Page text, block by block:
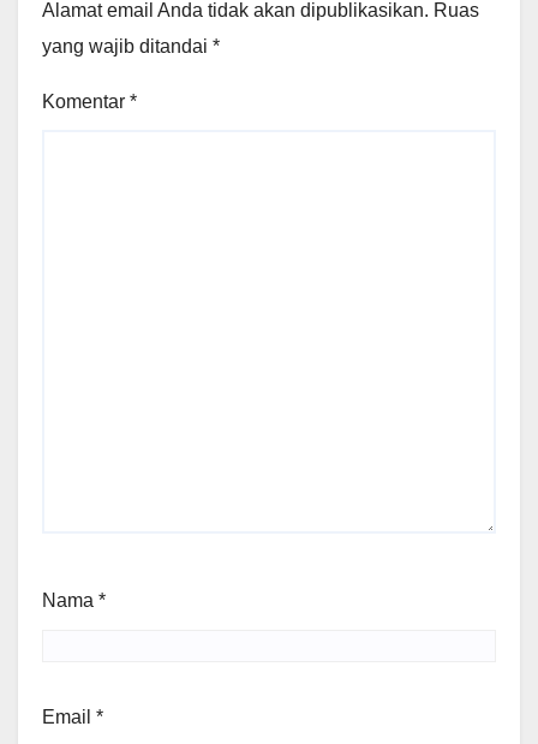
Alamat email Anda tidak akan dipublikasikan. Ruas
yang wajib ditandai *
Komentar *
Nama *
Email *